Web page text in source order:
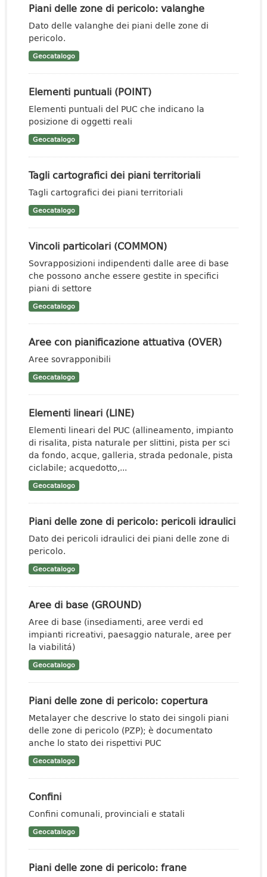
Piani delle zone di pericolo: valanghe
Dato delle valanghe dei piani delle zone di
pericolo.
Geocatalogo
Elementi puntuali (POINT)
Elementi puntuali del PUC che indicano la
posizione di oggetti reali
Geocatalogo
Tagli cartografici dei piani territoriali
Tagli cartografici dei piani territoriali
Geocatalogo
Vincoli particolari (COMMON)
Sovrapposizioni indipendenti dalle aree di base
che possono anche essere gestite in specifici
piani di settore
Geocatalogo
Aree con pianificazione attuativa (OVER)
Aree sovrapponibili
Geocatalogo
Elementi lineari (LINE)
Elementi lineari del PUC (allineamento, impianto
di risalita, pista naturale per slittini, pista per sci
da fondo, acque, galleria, strada pedonale, pista
ciclabile; acquedotto,...
Geocatalogo
Piani delle zone di pericolo: pericoli idraulici
Dato dei pericoli idraulici dei piani delle zone di
pericolo.
Geocatalogo
Aree di base (GROUND)
Aree di base (insediamenti, aree verdi ed
impianti ricreativi, paesaggio naturale, aree per
la viabilitá)
Geocatalogo
Piani delle zone di pericolo: copertura
Metalayer che descrive lo stato dei singoli piani
delle zone di pericolo (PZP); è documentato
anche lo stato dei rispettivi PUC
Geocatalogo
Confini
Confini comunali, provinciali e statali
Geocatalogo
Piani delle zone di pericolo: frane